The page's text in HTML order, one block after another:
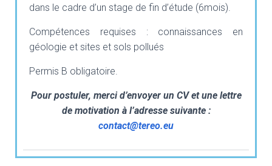
dans le cadre d’un stage de fin d’étude (6mois).
Compétences requises : connaissances en
géologie et sites et sols pollués
Permis B obligatoire.
Pour postuler, merci d’envoyer un CV et une lettre
de motivation à l’adresse suivante :
contact@tereo.eu